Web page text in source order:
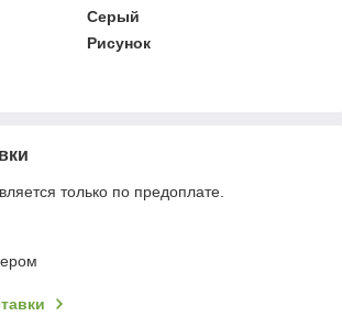
Серый
Рисунок
только по предоплате.